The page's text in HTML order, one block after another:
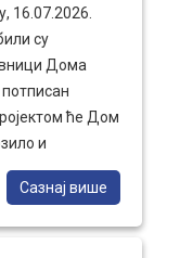
радом локалне
да
јер је
здравља.
16.07.2026.
су
Дома
ће Дом
и
рад
Сазнај више